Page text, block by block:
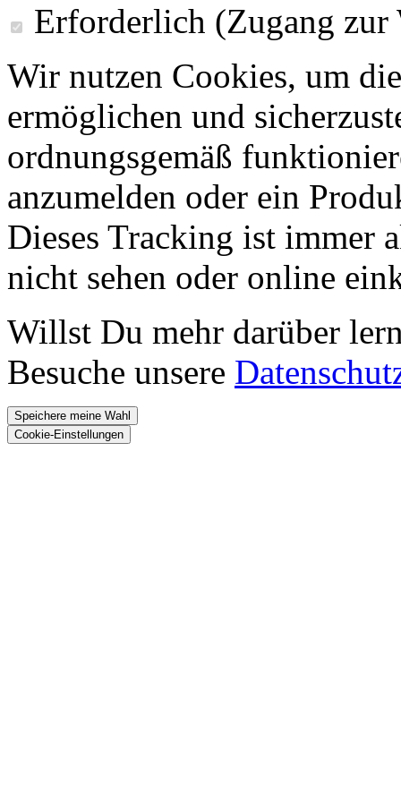
Erforderlich (Zugang zur
Wir nutzen Cookies, um
ermöglichen und
ordnungsgemäß
anzumelden oder ein
Dieses Tracking ist immer
nicht sehen oder online
Willst Du mehr darüber
Besuche unsere
Speichere meine Wahl
Cookie-Einstellungen